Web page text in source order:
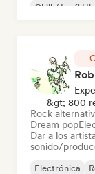
Chill / Lo-fi
&gt; 800
Rock
Dream pop
Dar a los
sonido/
Electrónica